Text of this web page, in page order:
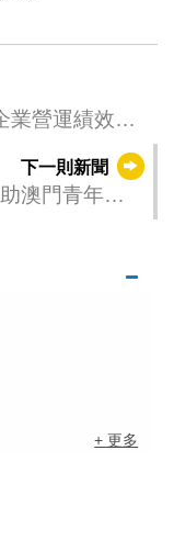
業營運績效評
下一則新聞
澳門青年擇
+ 更多